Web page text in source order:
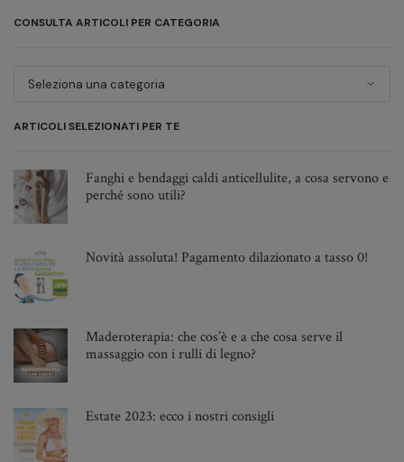
Febbraio 2024
Giugno 2023
Febbraio 2023
Dicembre 2022
Ottobre 2022
Settembre 2022
Agosto 2022
Giugno 2022
Maggio 2022
Aprile 2022
Marzo 2022
Febbraio 2022
Gennaio 2022
CONSULTA ARTICOLI PER CATEGORIA
Consulta
per
ARTICOLI SELEZIONATI PER TE
Fanghi e bendaggi caldi anticellulite, a cosa servono e
perché sono utili?
Novità assoluta! Pagamento dilazionato a tasso 0!
Maderoterapia: che cos’è e a che cosa serve il
massaggio con i rulli di legno?
Estate 2023: ecco i nostri consigli